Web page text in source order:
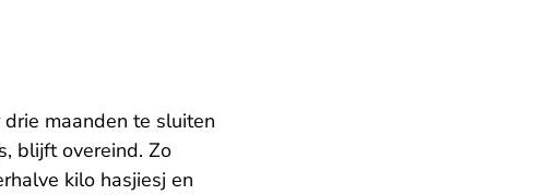
maanden te sluiten
blijft overeind. Zo
kilo hasjiesj en